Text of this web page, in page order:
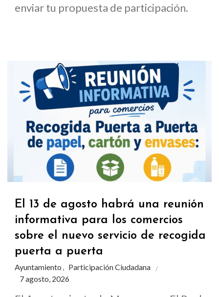
enviar tu propuesta de participación.
El 13 de agosto habrá una reunión
informativa para los comercios
sobre el nuevo servicio de recogida
puerta a puerta
Ayuntamiento , Participación Ciudadana
7 agosto, 2026